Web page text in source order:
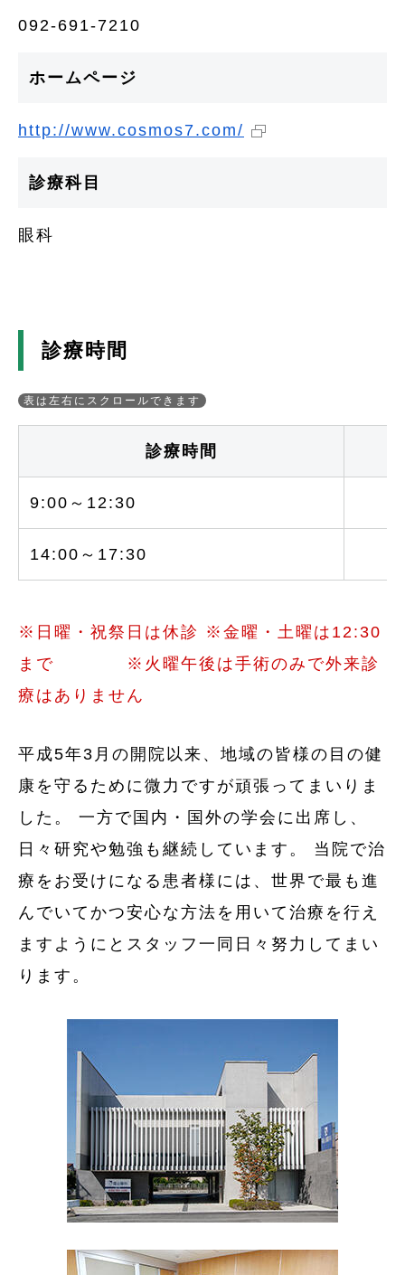
092-691-7210
ホームページ
http://www.cosmos7.com/
診療科目
眼科
診療時間
診療時間
9:00～12:30
14:00～17:30
※日曜・祝祭日は休診 ※金曜・土曜は12:30
まで ※火曜午後は手術のみで外来診
療はありません
平成5年3月の開院以来、地域の皆様の目の健
康を守るために微力ですが頑張ってまいりま
した。 一方で国内・国外の学会に出席し、
日々研究や勉強も継続しています。 当院で治
療をお受けになる患者様には、世界で最も進
んでいてかつ安心な方法を用いて治療を行え
ますようにとスタッフ一同日々努力してまい
ります。